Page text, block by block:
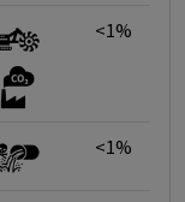
<1%
<1%